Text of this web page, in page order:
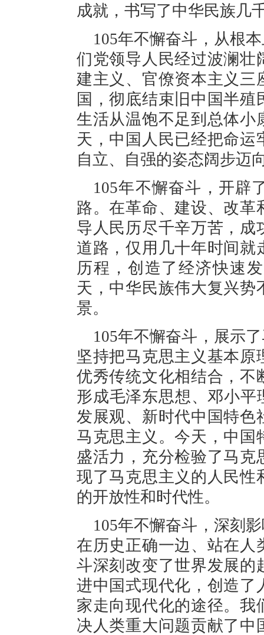
成就，书写了中华民族几
105年不懈奋斗，从根
们党领导人民经过波澜壮
建主义、官僚资本主义三
国，彻底结束旧中国半
生活从温饱不足到总体小
天，中国人民已经把命
自立、自强的姿态阔步迈
105年不懈奋斗，开辟
路。在革命、建设、改
导人民历尽千辛万苦，成
道路，仅用几十年时间就
历程，创造了经济快速
天，中华民族伟大复兴
景。
105年不懈奋斗，展示
坚持把马克思主义基本
优秀传统文化相结合，不
形成毛泽东思想、邓小平
发展观、新时代中国特色
马克思主义。今天，中国
盛活力，充分检验了马克
现了马克思主义的人民性
的开放性和时代性。
105年不懈奋斗，深刻
在历史正确一边、站在人
斗深刻改变了世界发展的
进中国式现代化，创造了
家走向现代化的途径。我
决人类重大问题贡献了中